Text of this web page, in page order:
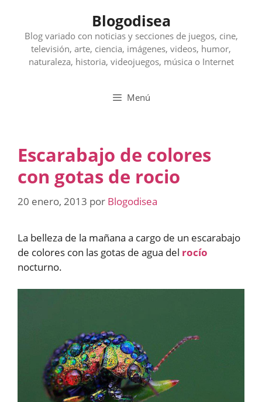
contenido
Blogodisea
Blog variado con noticias y secciones de juegos, cine,
televisión, arte, ciencia, imágenes, videos, humor,
naturaleza, historia, videojuegos, música o Internet
Menú
Escarabajo de colores
con gotas de rocio
20 enero, 2013 por Blogodisea
La belleza de la mañana a cargo de un escarabajo
de colores con las gotas de agua del rocío
nocturno.